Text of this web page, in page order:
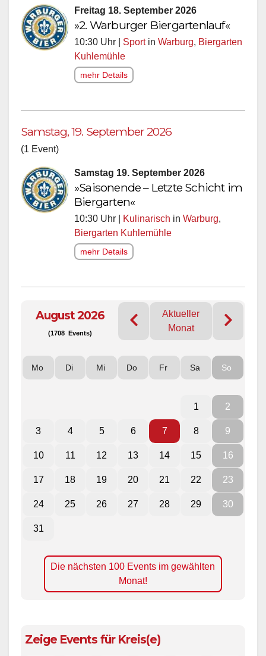
Freitag 18. September 2026
»2. Warburger Biergartenlauf«
10:30 Uhr | Sportin Warburg, Biergarten
Kuhlemühle
mehr Details
Samstag, 19. September 2026
(1 Event)
Samstag 19. September 2026
»Saisonende – Letzte Schicht im
Biergarten«
10:30 Uhr | Kulinarisch in Warburg,
Biergarten Kuhlemühle
mehr Details
August 2026
(1708 Events)
Aktueller
Monat
Mo Di Mi Do Fr Sa So
1 2
3 4 5 6 7 8 9
10 11 12 13 14 15 16
17 18 19 20 21 22 23
24 25 26 27 28 29 30
31
Die nächsten 100 Events im gewählten
Monat!
Zeige Events für Kreis(e)